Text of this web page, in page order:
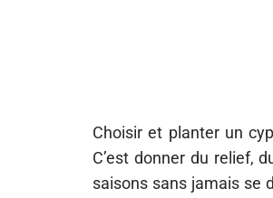
Choisir et planter un
C’est donner du relief,
saisons sans jamais se